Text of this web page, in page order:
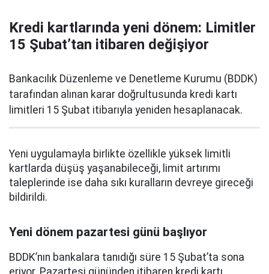
Kredi kartlarında yeni dönem: Limitler
15 Şubat’tan itibaren değişiyor
Bankacılık Düzenleme ve Denetleme Kurumu (BDDK)
tarafından alınan karar doğrultusunda kredi kartı
limitleri 15 Şubat itibarıyla yeniden hesaplanacak.
Yeni uygulamayla birlikte özellikle yüksek limitli
kartlarda düşüş yaşanabileceği, limit artırımı
taleplerinde ise daha sıkı kuralların devreye gireceği
bildirildi.
Yeni dönem pazartesi günü başlıyor
BDDK’nın bankalara tanıdığı süre 15 Şubat’ta sona
eriyor. Pazartesi gününden itibaren kredi kartı